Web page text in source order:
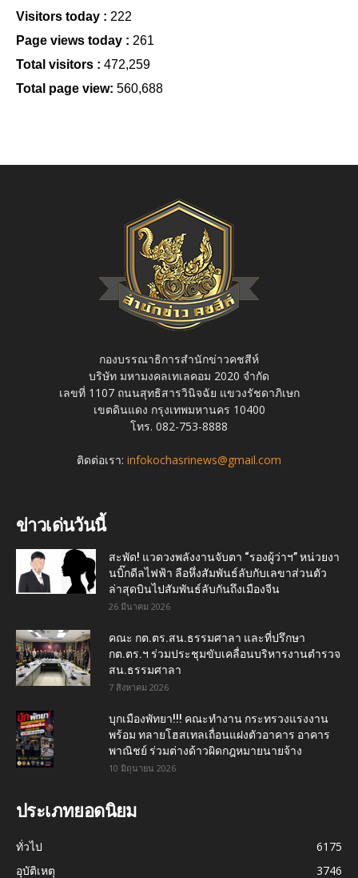
Visitors today : 222
Page views today : 261
Total visitors : 472,259
Total page view: 560,688
กองบรรณาธิการสำนักข่าวคชสีห์
บริษัท มหามงคลเทเลคอม 2020 จำกัด
เลขที่ 1107 ถนนสุทธิสารวินิจฉัย แขวงรัชดาภิเษก
เขตดินแดง กรุงเทพมหานคร 10400
โทร. 082-753-8888
ติดต่อเรา: infokochasrinews@gmail.com
ข่าวเด่นวันนี้
สะพัด! แวดวงพลังงานจับตา “รองผู้ว่าฯ” หน่วยงา
นบิ๊กดีลไฟฟ้า ลือหึ่งสัมพันธ์ลับกับเลขาส่วนตัว
ล่าสุดบินไปสัมพันธ์ลับกันถึงเมืองจีน
26 มีนาคม 2026
คณะ กต.ตร.สน.ธรรมศาลา และที่ปรึกษา
กต.ตร.ฯ ร่วมประชุมขับเคลื่อนบริหารงานตำรวจ
สน.ธรรมศาลา
7 สิงหาคม 2026
บุกเมืองพัทยา!!! คณะทำงาน กระทรวงแรงงาน
พร้อม ทลายโฮสเทลเถื่อนแฝงตัวอาคาร อาคาร
พาณิชย์ ร่วมต่างด้าวผิดกฎหมายนายจ้าง
10 มิถุนายน 2026
ประเภทยอดนิยม
ทั่วไป
6175
อุบัติเหตุ
3746